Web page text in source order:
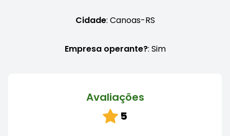
Cidade: Canoas-RS
Empresa operante?: Sim
Avaliações
5